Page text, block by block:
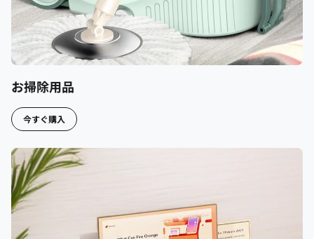
お掃除用品
今すぐ購入